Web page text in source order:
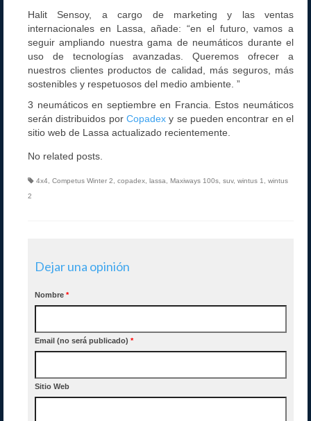
Halit Sensoy, a cargo de marketing y las ventas
internacionales en Lassa, añade: “en el futuro, vamos a
seguir ampliando nuestra gama de neumáticos durante el
uso de tecnologías avanzadas. Queremos ofrecer a
nuestros clientes productos de calidad, más seguros, más
sostenibles y respetuosos del medio ambiente. ”
3 neumáticos en septiembre en Francia. Estos neumáticos
serán distribuidos por Copadex y se pueden encontrar en el
sitio web de Lassa actualizado recientemente.
No related posts.
4x4 Competus Winter 2 copadex lassa Maxiways 100s suv, wintus 1
wintus
2
Dejar una opinión
Nombre *
Email (no será publicado) *
Sitio Web